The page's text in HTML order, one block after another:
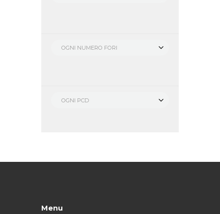
OGNI NUMERO FORI
OGNI PCD
Menu